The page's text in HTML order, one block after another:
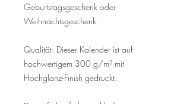
Geburtstagsgeschenk oder
Weihnachtsgeschenk.
Qualität: Dieser Kalender ist auf
hochwertigem 300 g/m² mit
Hochglanz-Finish gedruckt.